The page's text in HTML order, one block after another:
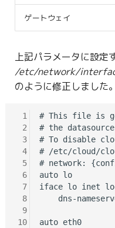
ゲートウェイ
上記パラメータに設定
/etc/network/
のように修正しました。
1
2
3
4
5
6
7
8
9
10
# This file is
# the
# To disable
# /etc/cloud/
# network:
auto lo
iface lo inet
dns-
auto eth0